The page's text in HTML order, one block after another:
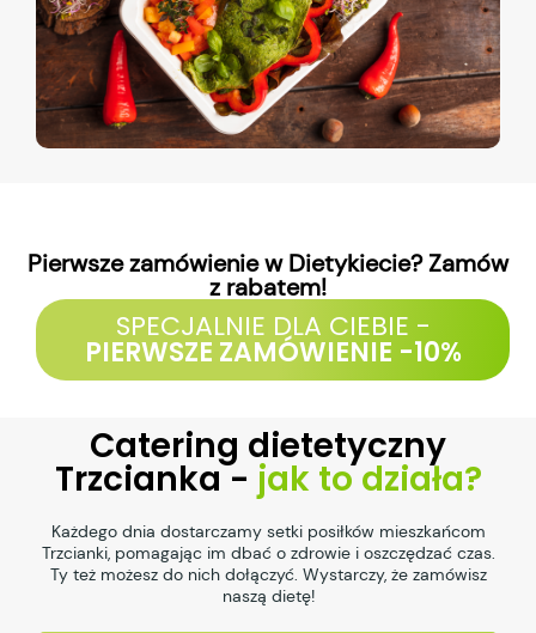
Pierwsze zamówienie w Dietykiecie? Zamów
z rabatem!
SPECJALNIE DLA CIEBIE -
PIERWSZE ZAMÓWIENIE -10%
Catering dietetyczny
Trzcianka - jak to działa?
Każdego dnia dostarczamy setki posiłków mieszkańcom
Trzcianki, pomagając im dbać o zdrowie i oszczędzać czas.
Ty też możesz do nich dołączyć. Wystarczy, że zamówisz
naszą dietę!